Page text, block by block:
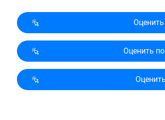
Оценить